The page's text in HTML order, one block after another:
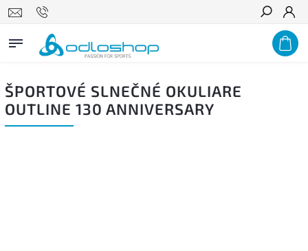
Hľadať
ŠPORTOVÉ SLNEČNÉ OKULIARE
OUTLINE 130 ANNIVERSARY